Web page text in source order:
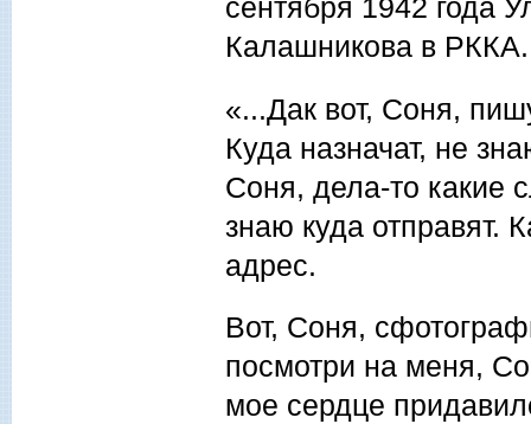
сентября 1942 года
Калашникова в РККА.
«...Дак вот, Соня,
Куда назначат, не
Соня, дела-то какие
знаю куда отправят.
адрес.
Вот, Соня,
посмотри на меня,
мое сердце